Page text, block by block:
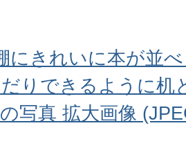
にきれいに本が並
りできるように机
写真 拡大画像